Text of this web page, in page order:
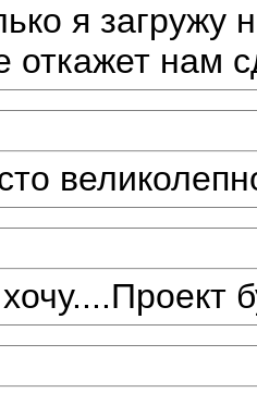
я загружу
нам